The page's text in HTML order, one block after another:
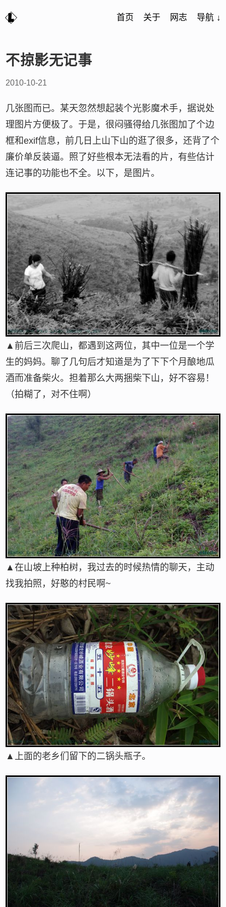
首页 关于 网志 导航 ↓
不掠影无记事
2010-10-21
几张图而已。某天忽然想起装个光影魔术手，据说处
理图片方便极了。于是，很闷骚得给几张图加了个边
框和exif信息，前几日上山下山的逛了很多，还背了个
廉价单反装逼。照了好些根本无法看的片，有些估计
连记事的功能也不全。以下，是图片。
▲前后三次爬山，都遇到这两位，其中一位是一个学
生的妈妈。聊了几句后才知道是为了下下个月酿地瓜
酒而准备柴火。担着那么大两捆柴下山，好不容易！
（拍糊了，对不住啊）
▲在山坡上种柏树，我过去的时候热情的聊天，主动
找我拍照，好憨的村民啊~
▲上面的老乡们留下的二锅头瓶子。